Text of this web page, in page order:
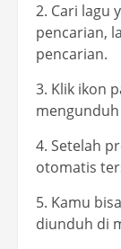
2. Cari lagu
pencarian,
pencarian.
3. Klik ikon
mengunduh
4. Setelah
otomatis
5. Kamu
diunduh di